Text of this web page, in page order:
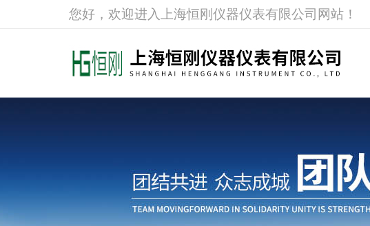
您好，欢迎进入上海恒刚仪器仪表有限公司网站！